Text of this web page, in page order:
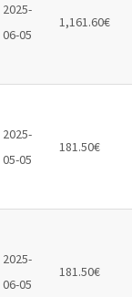
2025-
06-05
1,161.60€
2025-
05-05
181.50€
2025-
06-05
181.50€